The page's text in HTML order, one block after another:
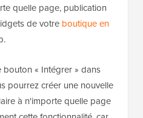
quelle page, publication
de votre boutique en
bouton « Intégrer » dans
pourrez créer une nouvelle
à n'importe quelle page